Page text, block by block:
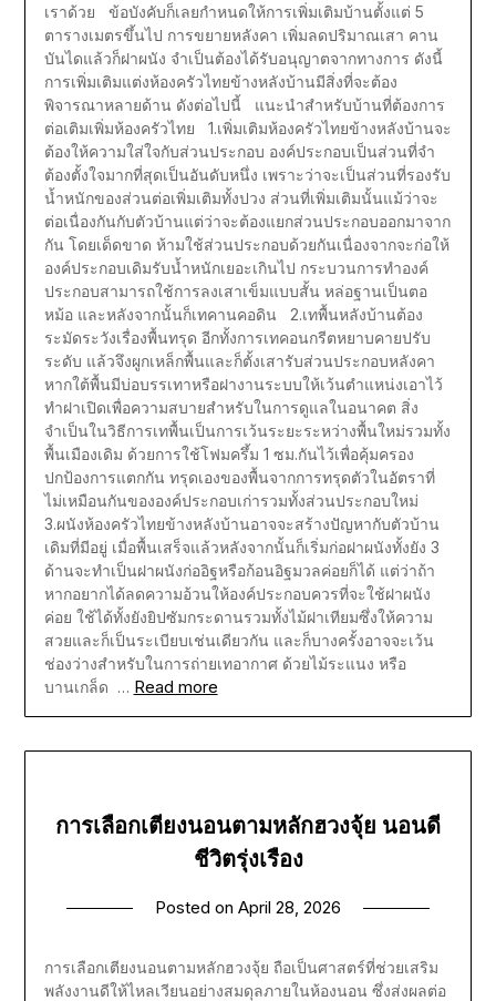
เราด้วย ข้อบังคับก็เลยกำหนดให้การเพิ่มเติมบ้านตั้งแต่ 5
ตารางเมตรขึ้นไป การขยายหลังคา เพิ่มลดปริมาณเสา คาน
บันไดแล้วก็ฝาผนัง จำเป็นต้องได้รับอนุญาตจากทางการ ดังนี้
การเพิ่มเติมแต่งห้องครัวไทยข้างหลังบ้านมีสิ่งที่จะต้อง
พิจารณาหลายด้าน ดังต่อไปนี้ แนะนำสำหรับบ้านที่ต้องการ
ต่อเติมเพิ่มห้องครัวไทย 1.เพิ่มเติมห้องครัวไทยข้างหลังบ้านจะ
ต้องให้ความใส่ใจกับส่วนประกอบ องค์ประกอบเป็นส่วนที่จำ
ต้องตั้งใจมากที่สุดเป็นอันดับหนึ่ง เพราะว่าจะเป็นส่วนที่รองรับ
น้ำหนักของส่วนต่อเพิ่มเติมทั้งปวง ส่วนที่เพิ่มเติมนั้นแม้ว่าจะ
ต่อเนื่องกันกับตัวบ้านแต่ว่าจะต้องแยกส่วนประกอบออกมาจาก
กัน โดยเด็ดขาด ห้ามใช้ส่วนประกอบด้วยกันเนื่องจากจะก่อให้
องค์ประกอบเดิมรับน้ำหนักเยอะเกินไป กระบวนการทำองค์
ประกอบสามารถใช้การลงเสาเข็มแบบสั้น หล่อฐานเป็นตอ
หม้อ และหลังจากนั้นก็เทคานคอดิน 2.เทพื้นหลังบ้านต้อง
ระมัดระวังเรื่องพื้นทรุด อีกทั้งการเทคอนกรีตหยาบคายปรับ
ระดับ แล้วจึงผูกเหล็กพื้นและก็ตั้งเสารับส่วนประกอบหลังคา
หากใต้พื้นมีบ่อบรรเทาหรือฝางานระบบให้เว้นตำแหน่งเอาไว้
ทำฝาเปิดเพื่อความสบายสำหรับในการดูแลในอนาคต สิ่ง
จำเป็นในวิธีการเทพื้นเป็นการเว้นระยะระหว่างพื้นใหม่รวมทั้ง
พื้นเมืองเดิม ด้วยการใช้โฟมครึ้ม 1 ซม.กันไว้เพื่อคุ้มครอง
ปกป้องการแตกกัน ทรุดเองของพื้นจากการทรุดตัวในอัตราที่
ไม่เหมือนกันขององค์ประกอบเก่ารวมทั้งส่วนประกอบใหม่
3.ผนังห้องครัวไทยข้างหลังบ้านอาจจะสร้างปัญหากับตัวบ้าน
เดิมที่มีอยู่ เมื่อพื้นเสร็จแล้วหลังจากนั้นก็เริ่มก่อฝาผนังทั้งยัง 3
ด้านจะทำเป็นฝาผนังก่ออิฐหรือก้อนอิฐมวลค่อยก็ได้ แต่ว่าถ้า
หากอยากได้ลดความอ้วนให้องค์ประกอบควรที่จะใช้ฝาผนัง
ค่อย ใช้ได้ทั้งยังยิปซัมกระดานรวมทั้งไม้ฝาเทียมซึ่งให้ความ
สวยและก็เป็นระเบียบเช่นเดียวกัน และก็บางครั้งอาจจะเว้น
ช่องว่างสำหรับในการถ่ายเทอากาศ ด้วยไม้ระแนง หรือ
บานเกล็ด … Read more
การเลือกเตียงนอนตามหลักฮวงจุ้ย นอนดี
ชีวิตรุ่งเรือง
Posted on April 28, 2026
การเลือกเตียงนอนตามหลักฮวงจุ้ย ถือเป็นศาสตร์ที่ช่วยเสริม
พลังงานดีให้ไหลเวียนอย่างสมดุลภายในห้องนอน ซึ่งส่งผลต่อ